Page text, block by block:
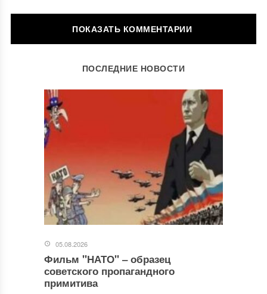
ОСТАВИТЬ КОММЕНТАРИЙ
Ваш адрес email не будет опубликован. Обязательные поля
Комментарий*
ПОСЛЕДНИЕ НОВОСТИ
05.08.2026
Фильм "НАТО" ‒ образец
советского пропагандного
примитива